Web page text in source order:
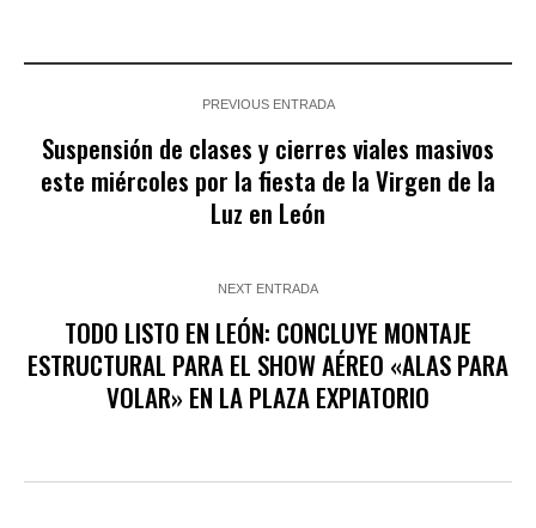
PREVIOUS ENTRADA
Suspensión de clases y cierres viales masivos
este miércoles por la fiesta de la Virgen de la
Luz en León
NEXT ENTRADA
TODO LISTO EN LEÓN: CONCLUYE MONTAJE
ESTRUCTURAL PARA EL SHOW AÉREO «ALAS PARA
VOLAR» EN LA PLAZA EXPIATORIO